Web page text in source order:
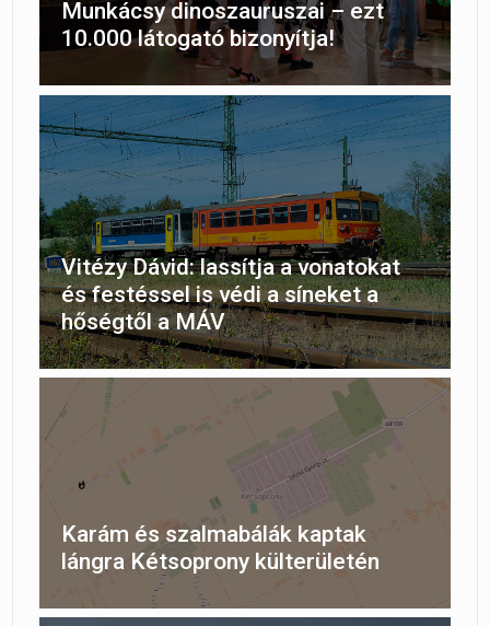
Munkácsy dinoszauruszai – ezt
10.000 látogató bizonyítja!
Vitézy Dávid: lassítja a vonatokat
és festéssel is védi a síneket a
hőségtől a MÁV
Karám és szalmabálák kaptak
lángra Kétsoprony külterületén